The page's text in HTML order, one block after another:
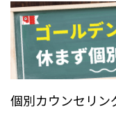
個別カウンセリン